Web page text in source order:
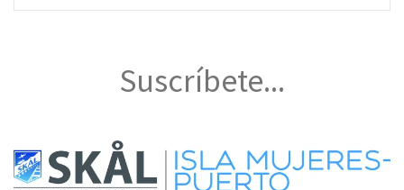
Suscríbete...